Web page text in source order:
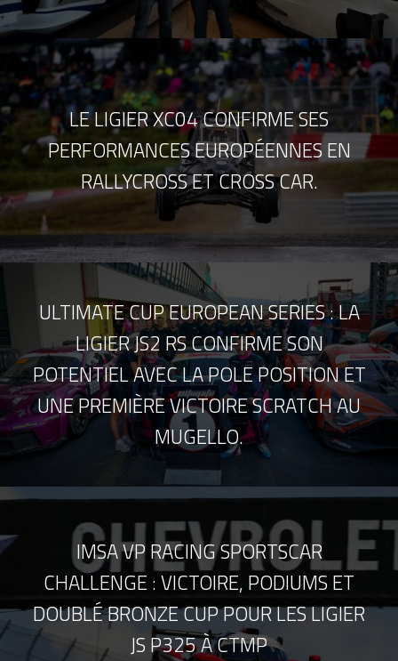
LE LIGIER XC04 CONFIRME SES
PERFORMANCES EUROPÉENNES EN
RALLYCROSS ET CROSS CAR.
ULTIMATE CUP EUROPEAN SERIES : LA
LIGIER JS2 RS CONFIRME SON
POTENTIEL AVEC LA POLE POSITION ET
UNE PREMIÈRE VICTOIRE SCRATCH AU
MUGELLO.
IMSA VP RACING SPORTSCAR
CHALLENGE : VICTOIRE, PODIUMS ET
DOUBLÉ BRONZE CUP POUR LES LIGIER
JS P325 À CTMP